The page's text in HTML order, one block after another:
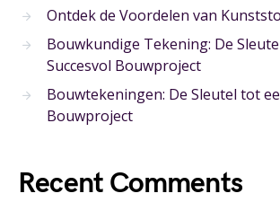
Ontdek de Voordelen van
Bouwkundige Tekening: De
Succesvol Bouwproject
Bouwtekeningen: De Sleutel tot
Bouwproject
Recent Comments